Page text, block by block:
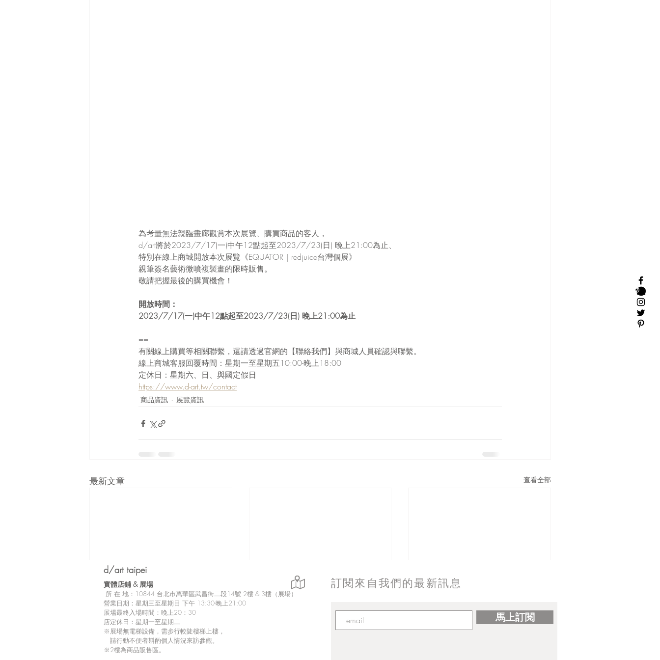
為考量無法親臨畫廊觀賞本次展覽、購買商品的客人，
d/art將於2023/7/17(一)中午12點起至2023/7/23(日) 晚上21:00為止、
特別在線上商城開放本次展覽《EQUATOR｜redjuice台灣個展》
親筆簽名藝術微噴複製畫的限時販售。
敬請把握最後的購買機會！
開放時間：
2023/7/17(一)中午12點起至2023/7/23(日) 晚上21:00為止
==
有關線上購買等相關聯繫，還請透過官網的【聯絡我們】與商城人員確認與聯繫。
線上商城客服回覆時間：星期一至星期五10:00-晚上18:00
定休日：星期六、日、與國定假日
https://www.d-art.tw/contact
商品資訊 展覽資訊
最新文章 查看全部
馬上訂閱
訂閱來自我們的最新訊息
d/art taipei
實體店鋪 & 展場
所 在 地：10844 台北市萬華區武昌街二段14號 2樓 & 3樓（展場）
營業日期：星期三至星期日 下午 13:30-晚上21:00
展場最終入場時間：晚上20：30
店定休日：星期一至星期二
※展場無電梯設備，需步行較陡樓梯上樓，
請行動不便者斟酌個人情況來訪參觀。
※2樓為商品販售區。